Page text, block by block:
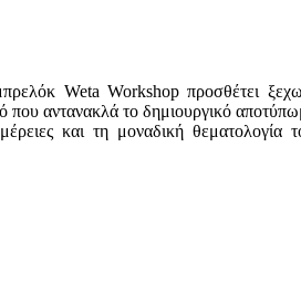
Weta Workshop προσθέτει
αντανακλά το δημιουργικό
και τη μοναδική